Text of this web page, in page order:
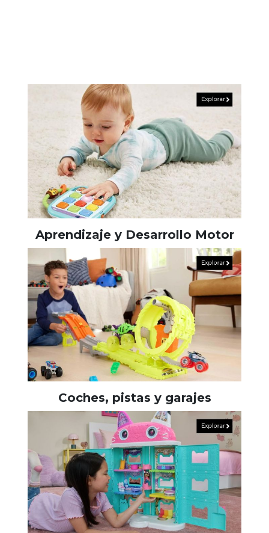
Aprendizaje y Desarrollo Motor
Coches, pistas y garajes